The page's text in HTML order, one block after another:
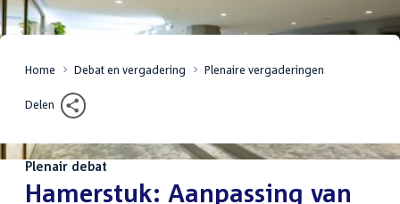
Home Debat en vergadering Plenaire vergaderingen
Delen
Plenair debat
:Hamerstuk: Aanpassing van